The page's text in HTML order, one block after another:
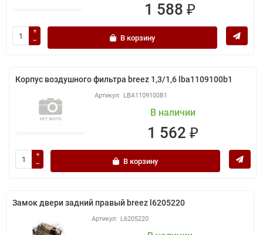
1 588 ₽
В корзину
Корпус воздушного фильтра breez 1,3/1,6 lba1109100b1
LBA1109100B1
В наличии
1 562 ₽
В корзину
Замок двери задний правый breez l6205220
L6205220